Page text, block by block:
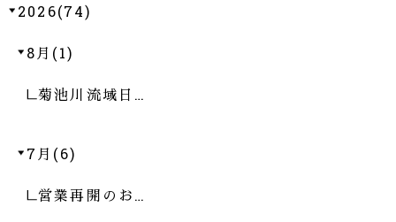
2026(74)
8月(1)
菊池川流域日…
7月(6)
営業再開のお…